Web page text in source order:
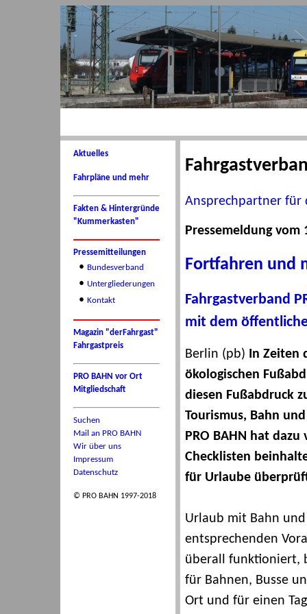
Aktuelles
Fahrpläne und mehr
Fakten & Hintergründe
"Kummerkasten"
Pressemitteilungen
• Bundesverband
• Untergliederungen
• Kontakt
Magazin "derFahrgast"
Fahrgastpreis
PRO BAHN vor Ort
Mitgliedschaft
Suchen
Mail an PRO BAHN
Wir über uns
Impressum
Datenschutz
© PRO BAHN 1997-2018
Ansprechpartner für
Pressemeldung vom
Fortfahren und
Fahrgastverband
mit dem
Berlin (pb) In Zeiten
ökologischen
diesen Fußabdruck
Tourismus, Bahn
PRO BAHN hat
Checklisten
für Urlaube
Urlaub mit Bahn
entsprechenden
überall funktioniert,
für Bahnen, Busse
Ort und für einen